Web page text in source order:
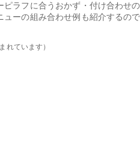
ラフに合うおかず・付け合わせ
ーの組み合わせ例も紹介するの
れています）